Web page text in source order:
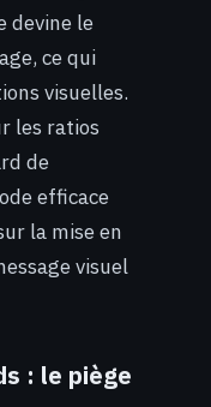
devine le
ce qui
visuelles.
les ratios
de
efficace
la mise en
visuel
: le piège